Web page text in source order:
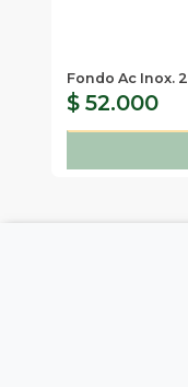
Fondo Ac Inox.
$ 52.000